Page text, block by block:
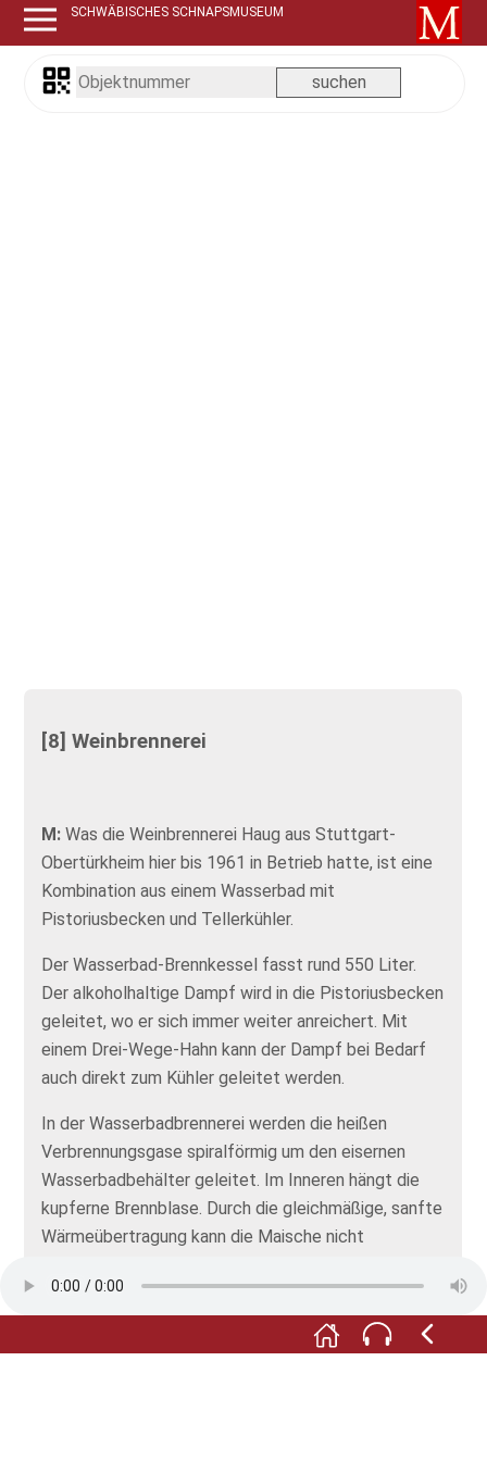
SCHWÄBISCHES SCHNAPSMUSEUM
[8] Weinbrennerei
M:Was die Weinbrennerei Haug aus Stuttgart-
Obertürkheim hier bis 1961 in Betrieb hatte, ist eine
Kombination aus einem Wasserbad mit
Pistoriusbecken und Tellerkühler.
Der Wasserbad-Brennkessel fasst rund 550 Liter.
Der alkoholhaltige Dampf wird in die Pistoriusbecken
geleitet, wo er sich immer weiter anreichert. Mit
einem Drei-Wege-Hahn kann der Dampf bei Bedarf
auch direkt zum Kühler geleitet werden.
In der Wasserbadbrennerei werden die heißen
Verbrennungsgase spiralförmig um den eisernen
Wasserbadbehälter geleitet. Im Inneren hängt die
kupferne Brennblase. Durch die gleichmäßige, sanfte
Wärmeübertragung kann die Maische nicht
Foto: © Förderverein Museum im Steinhaus e.V.